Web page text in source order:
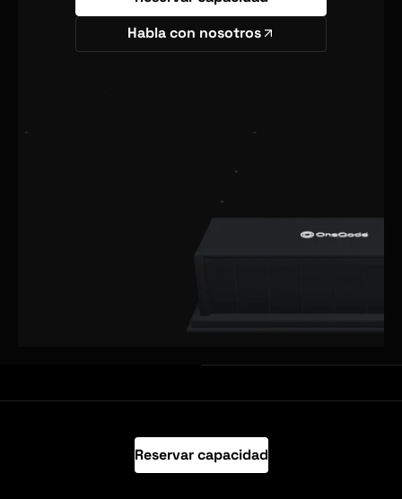
Habla con nosotros
Reservar capacidad